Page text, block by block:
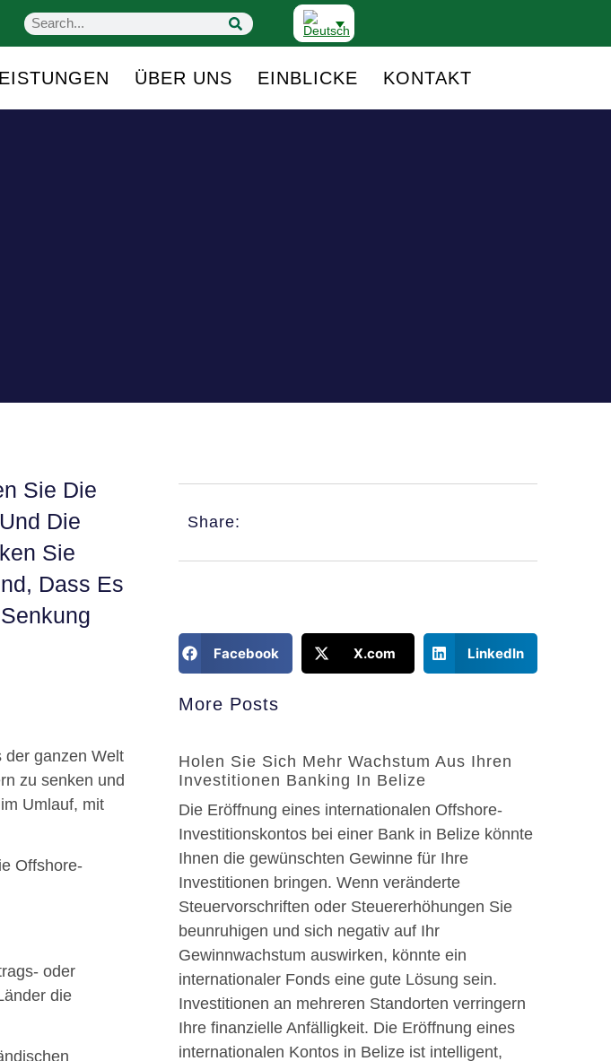
ÜBER UNS EINBLICKE KONTAKT
Sie Die
Die
Sie
Dass Es
der ganzen Welt
zu senken und
Umlauf, mit
Offshore-
oder
die
Share:
Facebook X.com LinkedIn
More Posts
Holen Sie Sich Mehr Wachstum Aus Ihren
Investitionen Banking In Belize
Die Eröffnung eines internationalen Offshore-
Investitionskontos bei einer Bank in Belize könnte
Ihnen die gewünschten Gewinne für Ihre
Investitionen bringen. Wenn veränderte
Steuervorschriften oder Steuererhöhungen Sie
beunruhigen und sich negativ auf Ihr
Gewinnwachstum auswirken, könnte ein
internationaler Fonds eine gute Lösung sein.
Investitionen an mehreren Standorten verringern
Ihre finanzielle Anfälligkeit. Die Eröffnung eines
internationalen Kontos in Belize ist intelligent,